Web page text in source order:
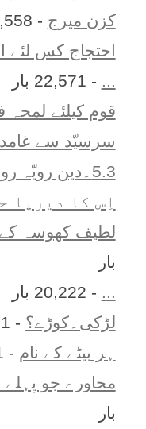
کزن ميرج - 23,558 بار
احتجاج کس لئے
- 22,571 بار
قوم کیلئے لمحہ
سرسیّد سے
5.3۔دین رویّہ رواج قانون
اِس کا ديرپا
لطیف کھوسہ کے
بار
- 20,222 بار
لڑکی۔کوڑے؟ - 20,191 بار
ہر بيٹے کے نام - 19,991 بار
محاورے جو
بار